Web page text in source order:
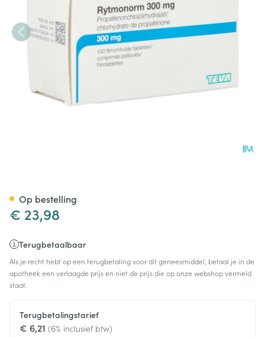
€ 23,98
Terugbetaalbaar
Als je recht hebt op een terugbetaling voor dit geneesmiddel, betaal je in de
apotheek een verlaagde prijs en niet de prijs die op onze webshop vermeld
staat.
Terugbetalingstarief
€ 6,21 (6% inclusief btw)
Op bestelling